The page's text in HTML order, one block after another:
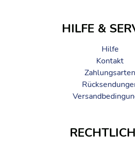
HILFE &
Hilfe
Kontakt
Zahlungsarten